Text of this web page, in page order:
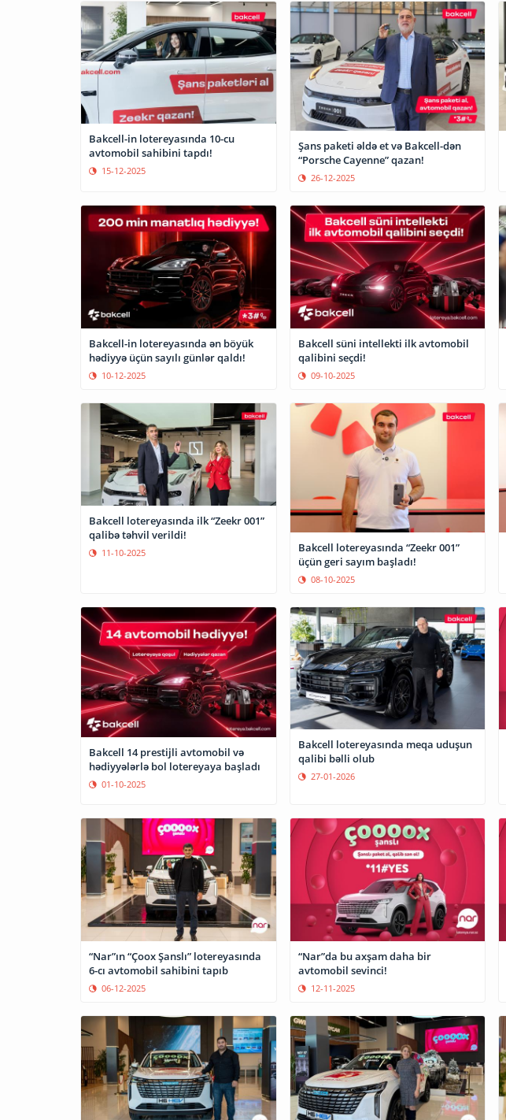
Bakcell-in lotereyasında 10-cu
avtomobil sahibini tapdı!
15-12-2025
Şans paketi əldə et və Bakcell-dən
“Porsche Cayenne” qazan!
26-12-2025
Bakcell-in lotereyasında ən böyük
hədiyyə üçün sayılı günlər qaldı!
10-12-2025
Bakcell süni intellekti ilk avtomobil
qalibini seçdi!
09-10-2025
Bakcell lotereyasında ilk “Zeekr 001”
qalibə təhvil verildi!
11-10-2025
Bakcell lotereyasında “Zeekr 001”
üçün geri sayım başladı!
08-10-2025
Bakcell 14 prestijli avtomobil və
hədiyyələrlə bol lotereyaya başladı
01-10-2025
Bakcell lotereyasında meqa uduşun
qalibi bəlli olub
27-01-2026
“Nar”ın “Çoox Şanslı” lotereyasında
6-cı avtomobil sahibini tapıb
06-12-2025
“Nar”da bu axşam daha bir
avtomobil sevinci!
12-11-2025